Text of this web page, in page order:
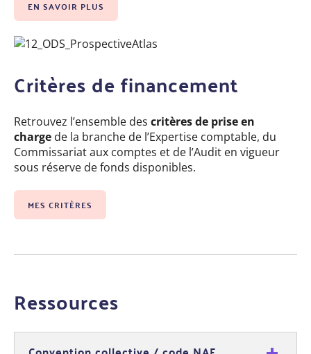
EN SAVOIR PLUS
Critères de financement
Retrouvez l’ensemble des critères de prise en
charge de la branche de l’Expertise comptable, du
Commissariat aux comptes et de l’Audit en vigueur
sous réserve de fonds disponibles.
MES CRITÈRES
Ressources